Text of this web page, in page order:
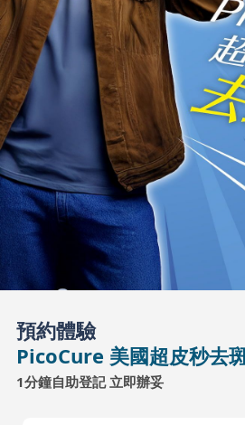
預約體驗
PicoCure 美國超皮秒去
1分鐘自助登記 立即辦妥